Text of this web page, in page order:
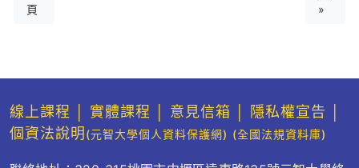
頁
»
線上課程 實體課程 意見信箱 隱私權宣告
個資法說明 (元智大學個人資料保護網) (全國法規資料庫)